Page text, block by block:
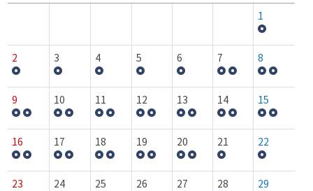
1
2 3 4 5 6 7 8
9 10 11 12 13 14 15
16 17 18 19 20 21 22
23 24 25 26 27 28 29